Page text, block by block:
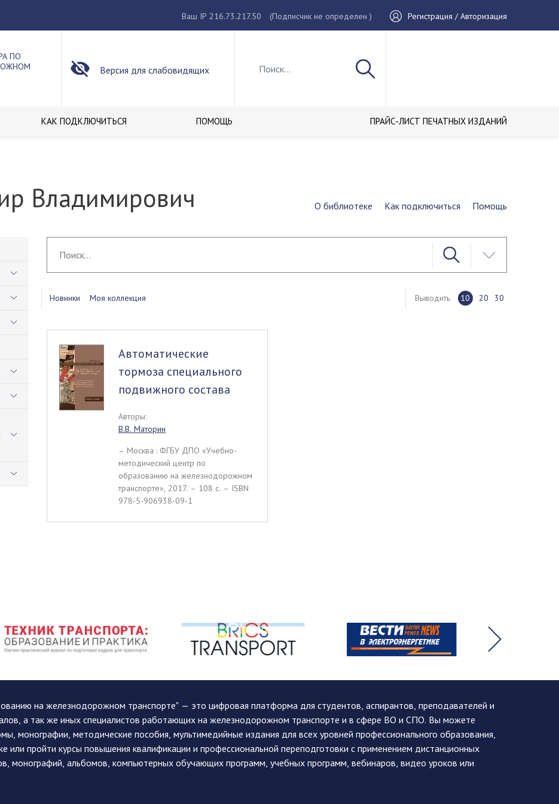
Ваш IP 216.73.217.50 (Подписчик не определен ) Регистрация / Авторизация
ПО
Версия для слабовидящих
КАК ПОДКЛЮЧИТЬСЯ ПОМОЩЬ ПРАЙС-ЛИСТ ПЕЧАТНЫХ ИЗДАНИЙ
Владимирович О библиотеке Как подключиться Помощь
Новинки Моя коллекция Выводить 10 20 30
Автоматические
тормоза специального
подвижного состава
Авторы:
В.В. Маторин
– Москва : ФГБУ ДПО «Учебно-
методический центр по
образованию на железнодорожном
транспорте», 2017. – 108 c. – ISBN
978-5-906938-09-1
на железнодорожном транспорте" — это цифровая платформа для студентов, аспирантов, преподавателей и
а так же иных специалистов работающих на железнодорожном транспорте и в сфере ВО и СПО. Вы можете
монографии, методические пособия, мультимедийные издания для всех уровней профессионального образования,
или пройти курсы повышения квалификации и профессиональной переподготовки с применением дистанционных
монографий, альбомов, компьютерных обучающих программ, учебных программ, вебинаров, видео уроков или